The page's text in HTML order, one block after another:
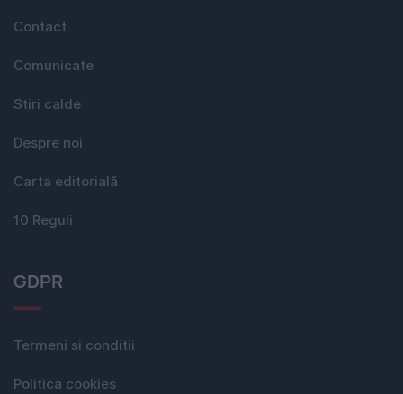
Contact
Comunicate
Stiri calde
Despre noi
Carta editorială
10 Reguli
GDPR
Termeni si conditii
Politica cookies